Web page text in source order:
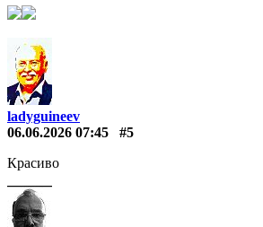
ladyguineev
06.06.2026 07:45
#5
Красиво